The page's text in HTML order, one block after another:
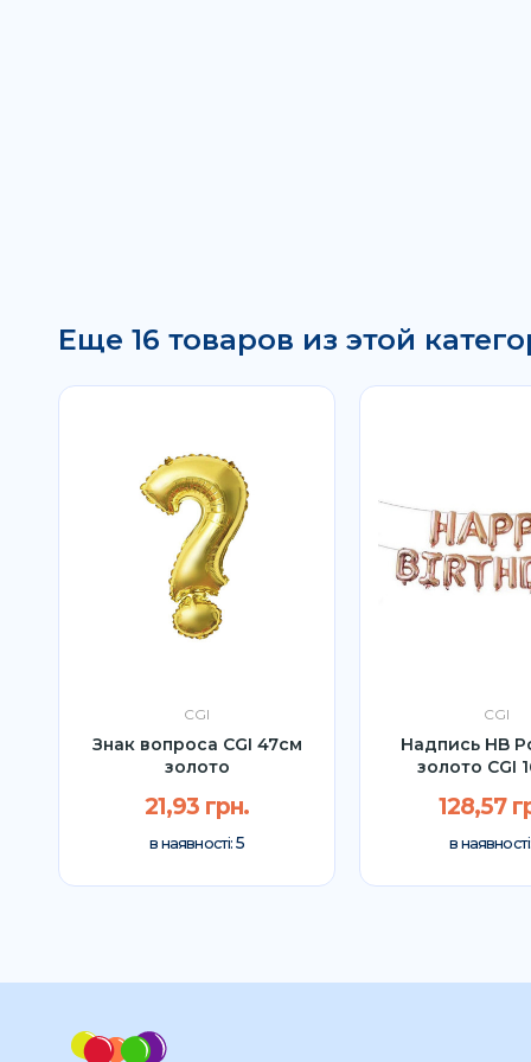
Еще 16 товаров из этой
CGI
Знак вопроса CGI 47см
золото
21,93 грн.
в наявності: 5
CGI
Надпись HB
золото CGI
128,57
в